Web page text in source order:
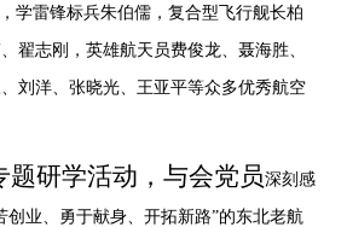
学雷锋标兵朱伯儒，复合型飞行舰长柏
翟志刚，英雄航天员费俊龙、聂海胜、
刘洋、张晓光、王亚平等众多优秀航空
题研学活动，与会党员深刻感
创业、勇于献身、开拓新路”的东北老航